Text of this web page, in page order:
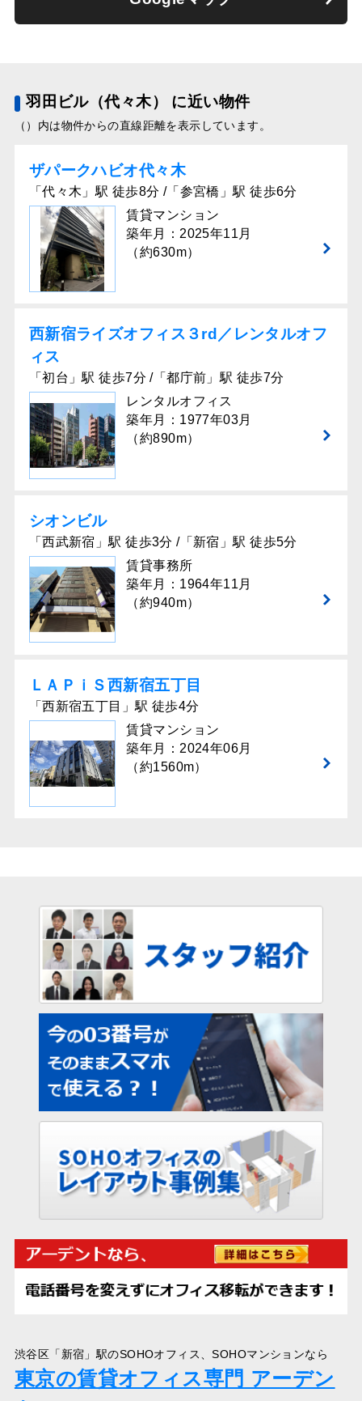
羽田ビル（代々木） に近い物件
（）内は物件からの直線距離を表示しています。
ザパークハビオ代々木
「代々木」駅 徒歩8分 /「参宮橋」駅 徒歩6分
賃貸マンション
築年月：2025年11月
（約630m）
西新宿ライズオフィス３rd／レンタルオフ
ィス
「初台」駅 徒歩7分 /「都庁前」駅 徒歩7分
レンタルオフィス
築年月：1977年03月
（約890m）
シオンビル
「西武新宿」駅 徒歩3分 /「新宿」駅 徒歩5分
賃貸事務所
築年月：1964年11月
（約940m）
ＬＡＰｉＳ⻄新宿五丁⽬
「西新宿五丁目」駅 徒歩4分
賃貸マンション
築年月：2024年06月
（約1560m）
渋谷区「新宿」駅のSOHOオフィス、SOHOマンションなら
東京の賃貸オフィス専門 アーデン